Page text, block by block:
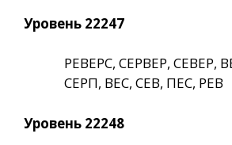
Уровень 22247
РЕВЕРС, СЕРВЕР, СЕВЕР,
СЕРП, ВЕС, СЕВ, ПЕС, РЕВ
Уровень 22248